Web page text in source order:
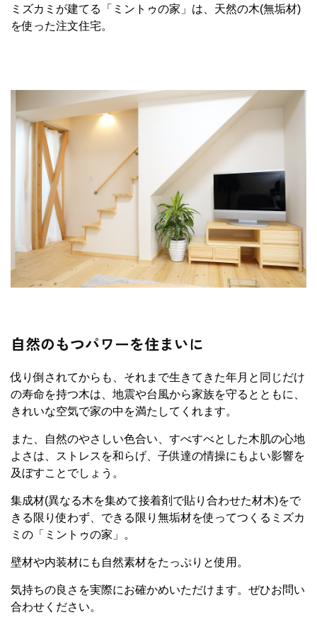
ミズカミが建てる「ミントゥの家」は、天然の木(無垢材)
を使った注文住宅。
自然のもつパワーを住まいに
伐り倒されてからも、それまで生きてきた年月と同じだけ
の寿命を持つ木は、地震や台風から家族を守るとともに、
きれいな空気で家の中を満たしてくれます。
また、自然のやさしい色合い、すべすべとした木肌の心地
よさは、ストレスを和らげ、子供達の情操にもよい影響を
及ぼすことでしょう。
集成材(異なる木を集めて接着剤で貼り合わせた材木)をで
きる限り使わず、できる限り無垢材を使ってつくるミズカ
ミの「ミントゥの家」。
壁材や内装材にも自然素材をたっぷりと使用。
気持ちの良さを実際にお確かめいただけます。ぜひお問い
合わせください。